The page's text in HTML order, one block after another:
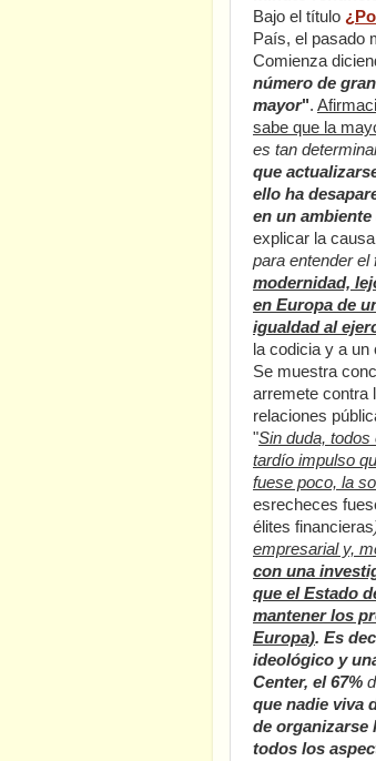
Bajo el título
País, el pasado
Comienza
número de
mayor".
sabe que la
es tan
que
ello ha
en un
explicar la
para entender el
modernidad,
en Europa de
igualdad al
la codicia y a
Se muestra
arremete contra
relaciones
"Sin duda,
tardío impulso
fuese poco, la
esrecheces
élites financieras
empresarial y,
con una
que el Estado
mantener los
Europa). Es
ideológico y
Center, el 67% d
que nadie viva
de organizarse
todos los